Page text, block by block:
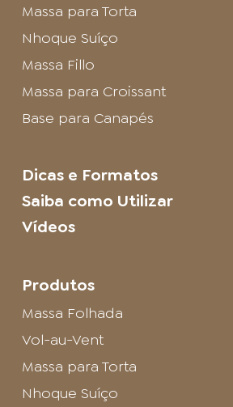
Massa para Torta
Nhoque Suíço
Massa Fillo
Massa para Croissant
Base para Canapés
Dicas e Formatos
Saiba como Utilizar
Vídeos
Produtos
Massa Folhada
Vol-au-Vent
Massa para Torta
Nhoque Suíço